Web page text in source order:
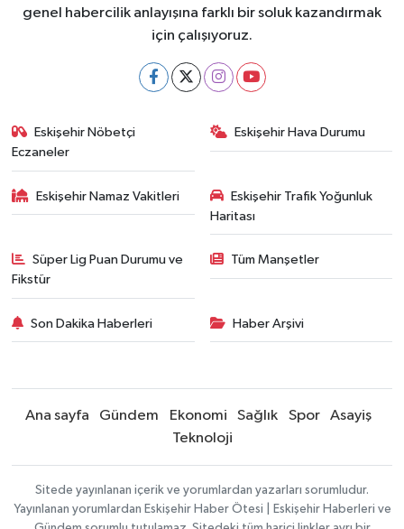
genel habercilik anlayışına farklı bir soluk kazandırmak
için çalışıyoruz.
Eskişehir Nöbetçi
Eczaneler
Eskişehir Hava Durumu
Eskişehir Namaz Vakitleri
Eskişehir Trafik Yoğunluk
Haritası
Süper Lig Puan Durumu ve
Fikstür
Tüm Manşetler
Son Dakika Haberleri Haber Arşivi
Ana sayfa Gündem Ekonomi Sağlık Spor
Asayiş
Teknoloji
Sitede yayınlanan içerik ve yorumlardan yazarları sorumludur.
Yayınlanan yorumlardan Eskişehir Haber Ötesi | Eskişehir Haberleri ve